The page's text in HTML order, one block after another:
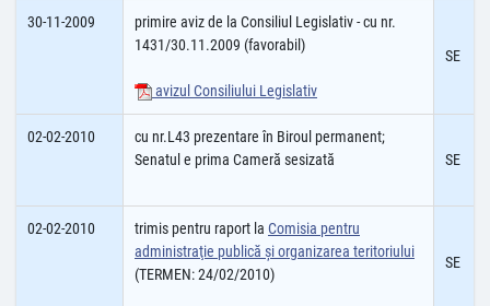
30-11-2009
primire aviz de la Consiliul Legislativ - cu nr.
1431/30.11.2009 (favorabil)
avizul Consiliului Legislativ
SE
02-02-2010
cu nr.L43 prezentare în Biroul permanent;
Senatul e prima Cameră sesizată
SE
02-02-2010 trimis pentru raport la Comisia pentru
administraţie publică şi organizarea teritoriului
(TERMEN: 24/02/2010)
SE